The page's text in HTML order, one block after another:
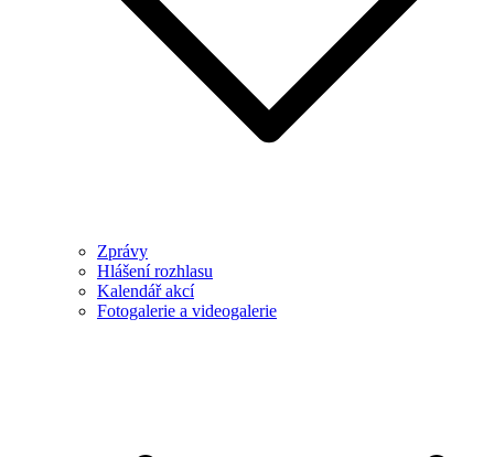
Zprávy
Hlášení rozhlasu
Kalendář akcí
Fotogalerie a videogalerie